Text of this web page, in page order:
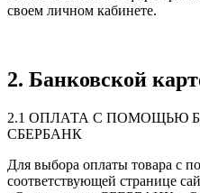
своем личном кабинете.
2. Банковской
2.1 ОПЛАТА С ПОМОЩЬЮ
СБЕРБАНК
Для выбора оплаты товара с
соответствующей странице